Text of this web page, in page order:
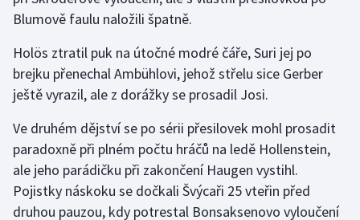
Jezdectví
Krasobruslení
Lezení
Blumově faulu naložili špatně.
Holös ztratil puk na útočné modré čáře, Suri jej po
brejku přenechal Ambühlovi, jehož střelu sice Gerber
ještě vyrazil, ale z dorážky se prosadil Josi.
Ve druhém dějství se po sérii přesilovek mohl prosadit
paradoxně při plném počtu hráčů na ledě Hollenstein,
ale jeho parádičku při zakončení Haugen vystihl.
Pojistky náskoku se dočkali Švýcaři 25 vteřin před
druhou pauzou, kdy potrestal Bonsaksenovo vyloučení